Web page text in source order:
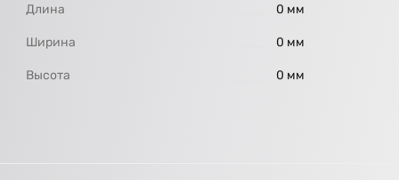
Длина 0 мм
Ширина 0 мм
Высота 0 мм